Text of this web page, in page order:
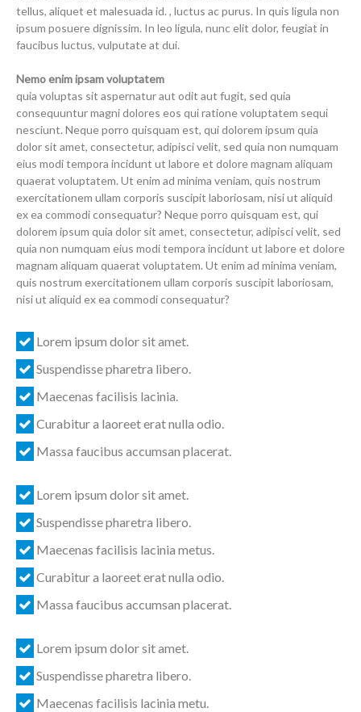
tellus, aliquet et malesuada id. , luctus ac purus. In quis ligula non
ipsum posuere dignissim. In leo ligula, nunc elit dolor, feugiat in
faucibus luctus, vulputate at dui.
Nemo enim ipsam voluptatem
quia voluptas sit aspernatur aut odit aut fugit, sed quia
consequuntur magni dolores eos qui ratione voluptatem sequi
nesciunt. Neque porro quisquam est, qui dolorem ipsum quia
dolor sit amet, consectetur, adipisci velit, sed quia non numquam
eius modi tempora incidunt ut labore et dolore magnam aliquam
quaerat voluptatem. Ut enim ad minima veniam, quis nostrum
exercitationem ullam corporis suscipit laboriosam, nisi ut aliquid
ex ea commodi consequatur? Neque porro quisquam est, qui
dolorem ipsum quia dolor sit amet, consectetur, adipisci velit, sed
quia non numquam eius modi tempora incidunt ut labore et dolore
magnam aliquam quaerat voluptatem. Ut enim ad minima veniam,
quis nostrum exercitationem ullam corporis suscipit laboriosam,
nisi ut aliquid ex ea commodi consequatur?
Lorem ipsum dolor sit amet.
Suspendisse pharetra libero.
Maecenas facilisis lacinia.
Curabitur a laoreet erat nulla odio.
Massa faucibus accumsan placerat.
Lorem ipsum dolor sit amet.
Suspendisse pharetra libero.
Maecenas facilisis lacinia metus.
Curabitur a laoreet erat nulla odio.
Massa faucibus accumsan placerat.
Lorem ipsum dolor sit amet.
Suspendisse pharetra libero.
Maecenas facilisis lacinia metu.